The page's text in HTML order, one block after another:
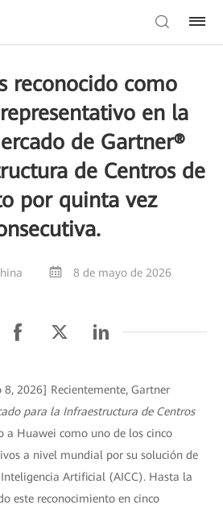
reconocido como
en la
de Gartner®
de Centros de
por quinta vez
8 de mayo de 2026
8, 2026] Recientemente, Gartner
para la Infraestructura de Centros
a Huawei como uno de los cinco
a nivel mundial por su solución de
Artificial (AICC). Hasta la
este reconocimiento en cinco